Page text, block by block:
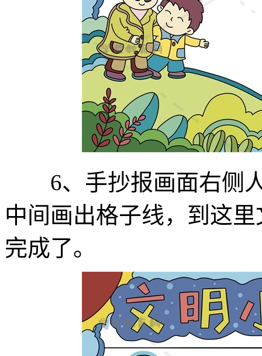
6、手抄报画面右侧人
中间画出格子线，到这
完成了。